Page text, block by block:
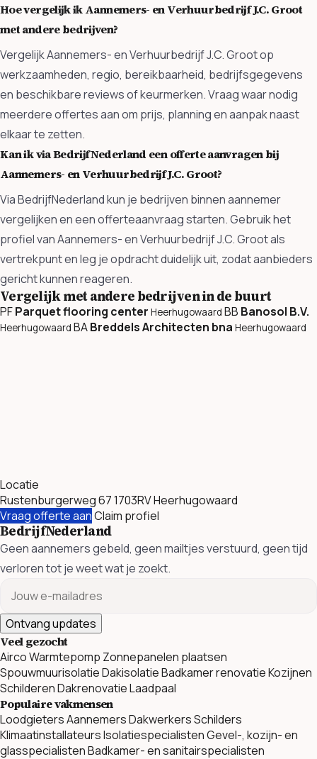
Hoe vergelijk ik Aannemers- en Verhuurbedrijf J.C. Groot
met andere bedrijven?
Vergelijk Aannemers- en Verhuurbedrijf J.C. Groot op
werkzaamheden, regio, bereikbaarheid, bedrijfsgegevens
en beschikbare reviews of keurmerken. Vraag waar nodig
meerdere offertes aan om prijs, planning en aanpak naast
elkaar te zetten.
Kan ik via BedrijfNederland een offerte aanvragen bij
Aannemers- en Verhuurbedrijf J.C. Groot?
Via BedrijfNederland kun je bedrijven binnen aannemer
vergelijken en een offerteaanvraag starten. Gebruik het
profiel van Aannemers- en Verhuurbedrijf J.C. Groot als
vertrekpunt en leg je opdracht duidelijk uit, zodat aanbieders
gericht kunnen reageren.
Vergelijk met andere bedrijven in de buurt
PFParquet flooring center Heerhugowaard BB Banosol B.V.
Heerhugowaard BABreddels Architecten bna Heerhugowaard
Locatie
Rustenburgerweg 67 1703RV Heerhugowaard
Vraag offerte aanClaim profiel
BedrijfNederland
Geen aannemers gebeld, geen mailtjes verstuurd, geen tijd
verloren tot je weet wat je zoekt.
Ontvang updates
Veel gezocht
AircoWarmtepomp Zonnepanelen plaatsen
SpouwmuurisolatieDakisolatieBadkamer renovatieKozijnen
SchilderenDakrenovatieLaadpaal
Populaire vakmensen
LoodgietersAannemersDakwerkersSchilders
KlimaatinstallateursIsolatiespecialistenGevel-, kozijn- en
glasspecialistenBadkamer- en sanitairspecialisten